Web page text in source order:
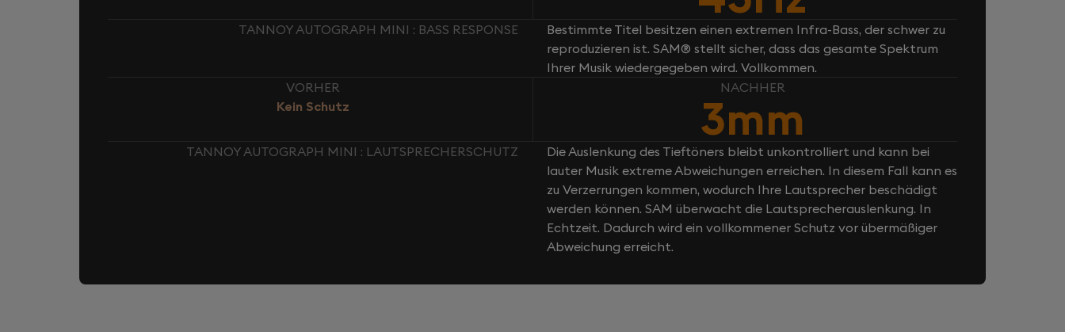
TANNOY AUTOGRAPH MINI : BASS RESPONSE
Bestimmte Titel besitzen einen extremen Infra-Bass, der schwer zu
reproduzieren ist. SAM® stellt sicher, dass das gesamte Spektrum
Ihrer Musik wiedergegeben wird. Vollkommen.
VORHER
Kein Schutz
NACHHER
3mm
TANNOY AUTOGRAPH MINI : LAUTSPRECHERSCHUTZ
Die Auslenkung des Tieftöners bleibt unkontrolliert und kann bei
lauter Musik extreme Abweichungen erreichen. In diesem Fall kann es
zu Verzerrungen kommen, wodurch Ihre Lautsprecher beschädigt
werden können. SAM überwacht die Lautsprecherauslenkung. In
Echtzeit. Dadurch wird ein vollkommener Schutz vor übermäßiger
Abweichung erreicht.